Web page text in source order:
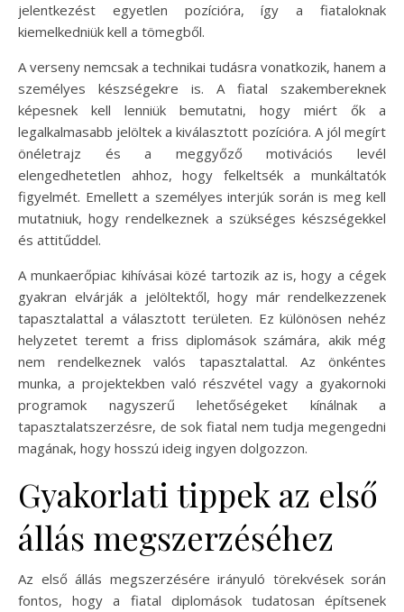
jelentkezést egyetlen pozícióra, így a fiataloknak
kiemelkedniük kell a tömegből.
A verseny nemcsak a technikai tudásra vonatkozik, hanem a
személyes készségekre is. A fiatal szakembereknek
képesnek kell lenniük bemutatni, hogy miért ők a
legalkalmasabb jelöltek a kiválasztott pozícióra. A jól megírt
önéletrajz és a meggyőző motivációs levél
elengedhetetlen ahhoz, hogy felkeltsék a munkáltatók
figyelmét. Emellett a személyes interjúk során is meg kell
mutatniuk, hogy rendelkeznek a szükséges készségekkel
és attitűddel.
A munkaerőpiac kihívásai közé tartozik az is, hogy a cégek
gyakran elvárják a jelöltektől, hogy már rendelkezzenek
tapasztalattal a választott területen. Ez különösen nehéz
helyzetet teremt a friss diplomások számára, akik még
nem rendelkeznek valós tapasztalattal. Az önkéntes
munka, a projektekben való részvétel vagy a gyakornoki
programok nagyszerű lehetőségeket kínálnak a
tapasztalatszerzésre, de sok fiatal nem tudja megengedni
magának, hogy hosszú ideig ingyen dolgozzon.
Gyakorlati tippek az első
állás megszerzéséhez
Az első állás megszerzésére irányuló törekvések során
fontos, hogy a fiatal diplomások tudatosan építsenek